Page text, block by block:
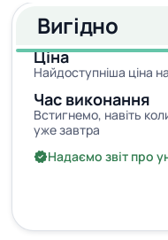
Вигідно
Ціна
Найдоступніша ціна
Час виконання
Встигнемо, навіть
уже завтра
Надаємо звіт про